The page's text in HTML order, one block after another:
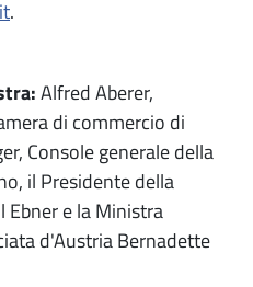
.
Alfred Aberer,
di commercio di
Console generale della
il Presidente della
Ebner e la Ministra
d'Austria Bernadette